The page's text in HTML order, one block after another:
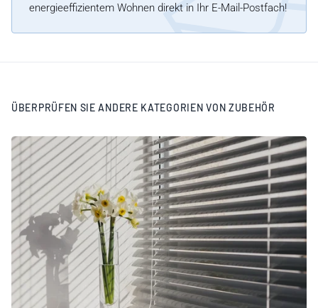
energieeffizientem Wohnen direkt in Ihr E-Mail-Postfach!
ÜBERPRÜFEN SIE ANDERE KATEGORIEN VON ZUBEHÖR